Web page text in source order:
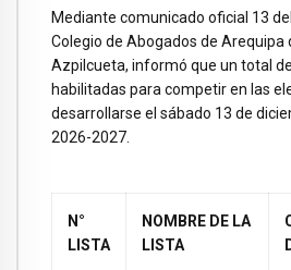
Mediante comunicado oficial 13
Colegio de Abogados de Arequipa
Azpilcueta, informó que un total
habilitadas para competir en las
desarrollarse el sábado 13 de
2026-2027.
N°
LISTA
NOMBRE DE LA
LISTA